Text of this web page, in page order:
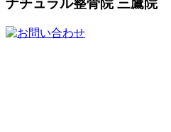
ナチュラル整骨院 三鷹院